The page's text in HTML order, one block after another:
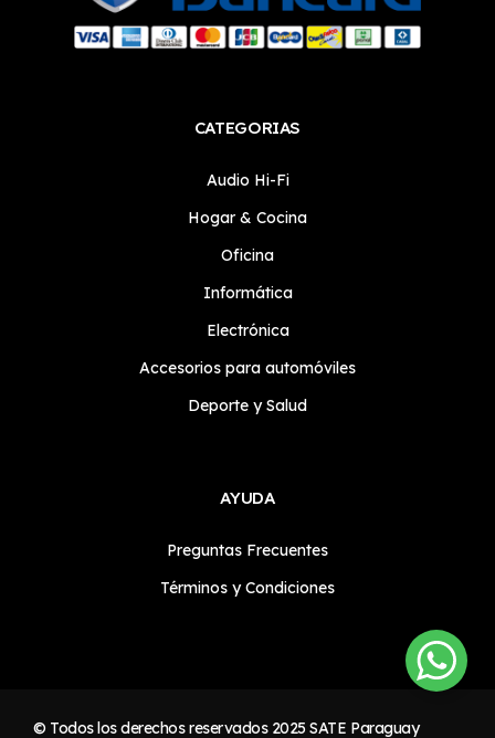
CATEGORIAS
Audio Hi-Fi
Hogar & Cocina
Oficina
Informática
Electrónica
Accesorios para automóviles
Deporte y Salud
AYUDA
Preguntas Frecuentes
Términos y Condiciones
© Todos los derechos reservados 2025SATE Paraguay